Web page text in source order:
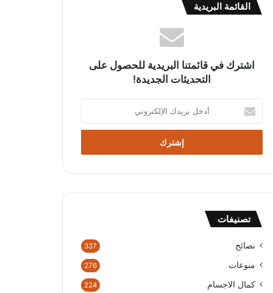
القائمة البريدية
اشترك في قائمتنا البريدية للحصول على
التحديثات الجديدة!
خ
ب
د
إ
ت
تصنيفات
نصائح 337
منوعات 276
كمال الاجسام 224